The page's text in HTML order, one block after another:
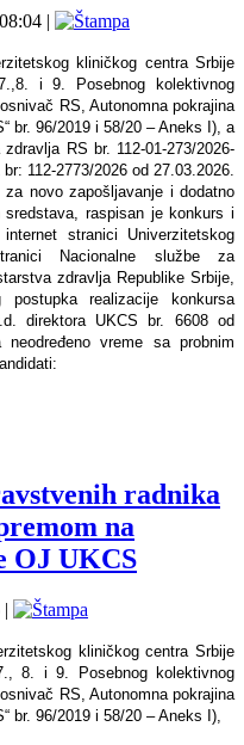
|
kliničkog centra Srbije
i 9. Posebnog kolektivnog
RS, Autonomna pokrajina
br. 96/2019 i 58/20 – Aneks I), a
RS br. 112-01-273/2026-
112-2773/2026 od 27.03.2026.
novo zapošlјavanje i dodatno
raspisan je konkurs i
stranici Univerzitetskog
Nacionalne službe za
zdravlјa Republike Srbije,
realizacije konkursa
direktora UKCS br. 6608 od
vreme sa probnim
radnika
na
OJ UKCS
|
kliničkog centra Srbije
8. i 9. Posebnog kolektivnog
RS, Autonomna pokrajina
br. 96/2019 i 58/20 – Aneks I),